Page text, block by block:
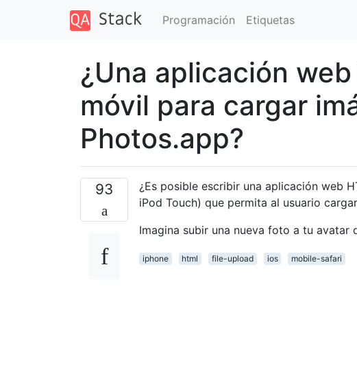
Programación Etiquetas
¿Una aplicación
móvil para cargar
Photos.app?
93
¿Es posible escribir una aplicación web
iPod Touch) que permita al usuario
Imagina subir una nueva foto a tu
iphone html file-upload ios mobile-safari